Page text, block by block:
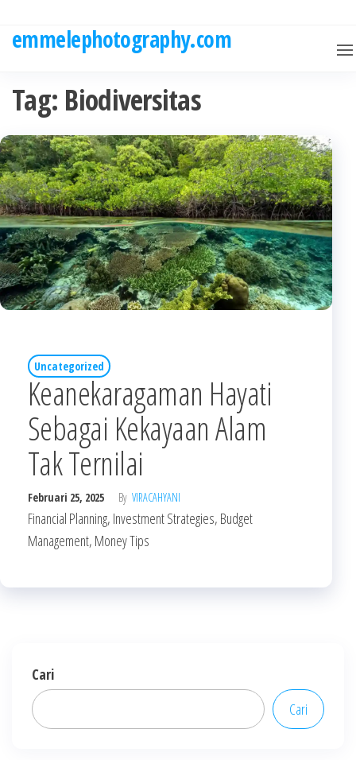
emmelephotography.com
Tag: Biodiversitas
Uncategorized
Keanekaragaman Hayati
Sebagai Kekayaan Alam
Tak Ternilai
Februari 25, 2025 By VIRACAHYANI
Financial Planning, Investment Strategies, Budget
Management, Money Tips
Cari
Cari